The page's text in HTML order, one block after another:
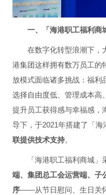
一、「海港职工福利商
在数字化转型浪潮下，
港集团这样拥有数万员工的
放模式面临诸多挑战：福利
选择自由度低、管理成本高
提升员工获得感与幸福感，
导下，于2021年搭建了「海
联提供技术支持。
「海港职工福利商城」
端、集团总工会运营端、子
序——从节日慰问、生日关